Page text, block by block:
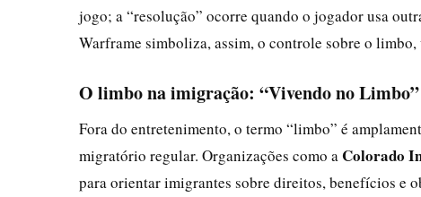
jogo; a “resolução” ocorre quando o jogador usa
Warframe simboliza, assim, o controle sobre o
O limbo na imigração: “Vivendo no Limbo”
Fora do entretenimento, o termo “limbo” é
migratório regular. Organizações como a Colorado
para orientar imigrantes sobre direitos, benefícios e